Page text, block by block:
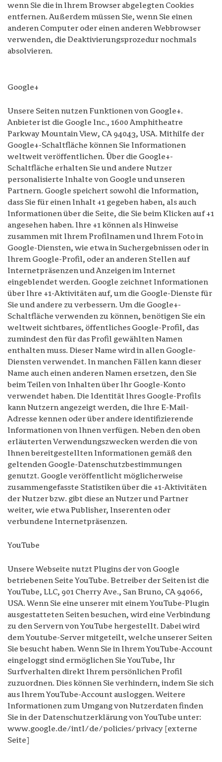
wenn Sie die in Ihrem Browser abgelegten Cookies
entfernen. Außerdem müssen Sie, wenn Sie einen
anderen Computer oder einen anderen Webbrowser
verwenden, die Deaktivierungsprozedur nochmals
absolvieren.
Google+
Unsere Seiten nutzen Funktionen von Google+.
Anbieter ist die Google Inc., 1600 Amphitheatre
Parkway Mountain View, CA 94043, USA. Mithilfe der
Google+-Schaltfläche können Sie Informationen
weltweit veröffentlichen. Über die Google+-
Schaltfläche erhalten Sie und andere Nutzer
personalisierte Inhalte von Google und unseren
Partnern. Google speichert sowohl die Information,
dass Sie für einen Inhalt +1 gegeben haben, als auch
Informationen über die Seite, die Sie beim Klicken auf +1
angesehen haben. Ihre +1 können als Hinweise
zusammen mit Ihrem Profilnamen und Ihrem Foto in
Google-Diensten, wie etwa in Suchergebnissen oder in
Ihrem Google-Profil, oder an anderen Stellen auf
Internetpräsenzen und Anzeigen im Internet
eingeblendet werden. Google zeichnet Informationen
über Ihre +1-Aktivitäten auf, um die Google-Dienste für
Sie und andere zu verbessern. Um die Google+-
Schaltfläche verwenden zu können, benötigen Sie ein
weltweit sichtbares, öffentliches Google-Profil, das
zumindest den für das Profil gewählten Namen
enthalten muss. Dieser Name wird in allen Google-
Diensten verwendet. In manchen Fällen kann dieser
Name auch einen anderen Namen ersetzen, den Sie
beim Teilen von Inhalten über Ihr Google-Konto
verwendet haben. Die Identität Ihres Google-Profils
kann Nutzern angezeigt werden, die Ihre E-Mail-
Adresse kennen oder über andere identifizierende
Informationen von Ihnen verfügen. Neben den oben
erläuterten Verwendungszwecken werden die von
Ihnen bereitgestellten Informationen gemäß den
geltenden Google-Datenschutzbestimmungen
genutzt. Google veröffentlicht möglicherweise
zusammengefasste Statistiken über die +1-Aktivitäten
der Nutzer bzw. gibt diese an Nutzer und Partner
weiter, wie etwa Publisher, Inserenten oder
verbundene Internetpräsenzen.
YouTube
Unsere Webseite nutzt Plugins der von Google
betriebenen Seite YouTube. Betreiber der Seiten ist die
YouTube, LLC, 901 Cherry Ave., San Bruno, CA 94066,
USA. Wenn Sie eine unserer mit einem YouTube-Plugin
ausgestatteten Seiten besuchen, wird eine Verbindung
zu den Servern von YouTube hergestellt. Dabei wird
dem Youtube-Server mitgeteilt, welche unserer Seiten
Sie besucht haben. Wenn Sie in Ihrem YouTube-Account
eingeloggt sind ermöglichen Sie YouTube, Ihr
Surfverhalten direkt Ihrem persönlichen Profil
zuzuordnen. Dies können Sie verhindern, indem Sie sich
aus Ihrem YouTube-Account ausloggen. Weitere
Informationen zum Umgang von Nutzerdaten finden
Sie in der Datenschutzerklärung von YouTube unter:
www.google.de/intl/de/policies/privacy [externe
Seite]